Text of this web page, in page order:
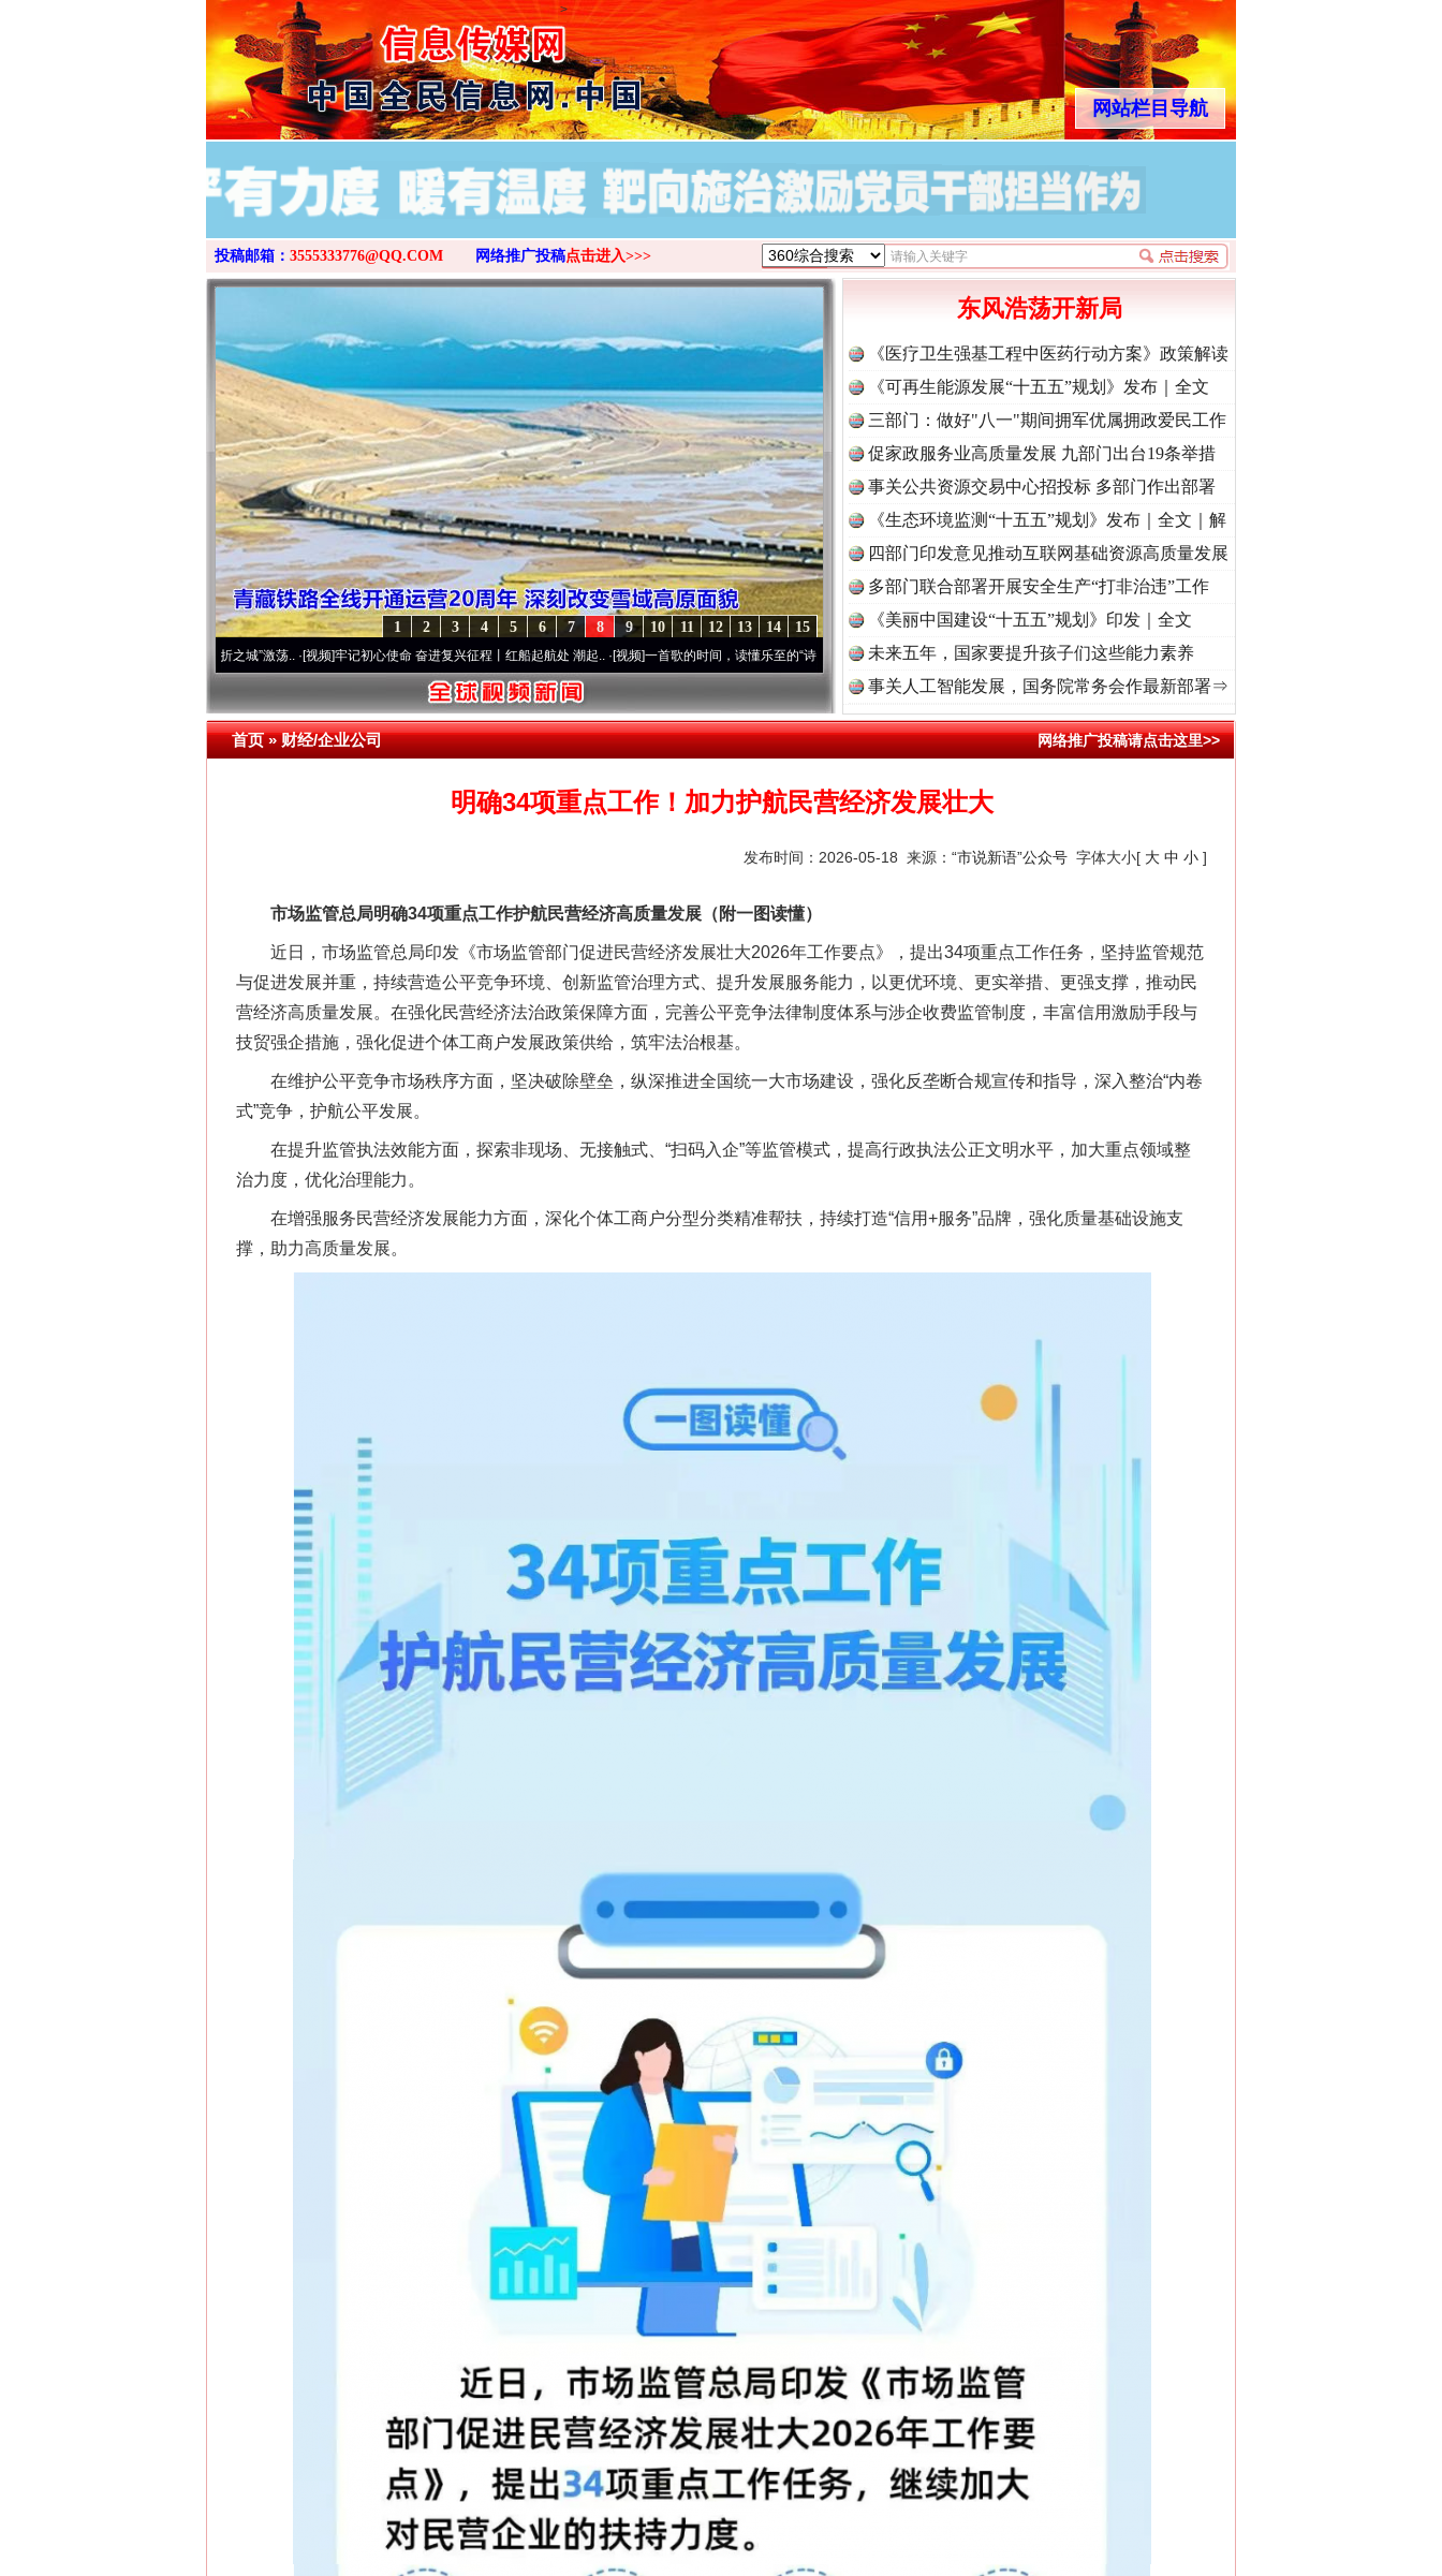
>
网站栏目导航
投稿邮箱： 3555333776@QQ.COM 网络推广投稿点击进入>>>
15
14
13
12
11
10
9
8
7
6
5
4
3
2
1
·[视频]牢记初心使命 奋进复兴征程丨红船起航处 潮起.. ·[视频]一首歌的时间，读懂乐至的“诗与远方”·[视频]从《水浒传》看间谍“攻心套路”·[视频]廉洁文化中国行丨祁连巍巍树丰碑
东风浩荡开新局
《医疗卫生强基工程中医药行动方案》政策解读
《可再生能源发展“十五五”规划》发布｜全文
三部门：做好"八一"期间拥军优属拥政爱民工作
促家政服务业高质量发展 九部门出台19条举措
事关公共资源交易中心招投标 多部门作出部署
《生态环境监测“十五五”规划》发布｜全文｜解
读
四部门印发意见推动互联网基础资源高质量发展
多部门联合部署开展安全生产“打非治违”工作
《美丽中国建设“十五五”规划》印发｜全文
未来五年，国家要提升孩子们这些能力素养
事关人工智能发展，国务院常务会作最新部署⇒
首页»财经/企业公司 网络推广投稿请点击这里>>
明确34项重点工作！加力护航民营经济发展壮大
发布时间：2026-05-18 来源： “市说新语”公众号 字体大小[ 大 中 小 ]
市场监管总局明确34项重点工作护航民营经济高质量发展（附一图读懂）
近日，市场监管总局印发《市场监管部门促进民营经济发展壮大2026年工作要点》，提出34项重点工作任务，坚持监管规范
与促进发展并重，持续营造公平竞争环境、创新监管治理方式、提升发展服务能力，以更优环境、更实举措、更强支撑，推动民
营经济高质量发展。在强化民营经济法治政策保障方面，完善公平竞争法律制度体系与涉企收费监管制度，丰富信用激励手段与
技贸强企措施，强化促进个体工商户发展政策供给，筑牢法治根基。
在维护公平竞争市场秩序方面，坚决破除壁垒，纵深推进全国统一大市场建设，强化反垄断合规宣传和指导，深入整治“内卷
式”竞争，护航公平发展。
在提升监管执法效能方面，探索非现场、无接触式、“扫码入企”等监管模式，提高行政执法公正文明水平，加大重点领域整
治力度，优化治理能力。
在增强服务民营经济发展能力方面，深化个体工商户分型分类精准帮扶，持续打造“信用+服务”品牌，强化质量基础设施支
撑，助力高质量发展。